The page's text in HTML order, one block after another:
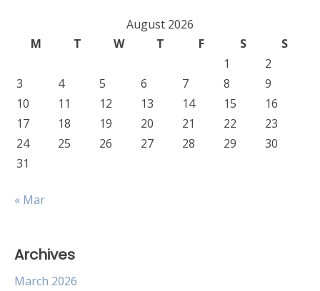
August 2026
M
T W T F S
S
1
2
3
4 5 6 7 8
9
10
11 12 13 14 15
16
17
18 19 20 21 22
23
24
25 26 27 28 29
30
31
« Mar
Archives
March 2026